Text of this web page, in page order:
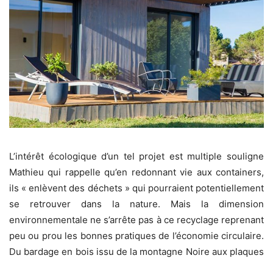
L’intérêt écologique d’un tel projet est multiple souligne
Mathieu qui rappelle qu’en redonnant vie aux containers,
ils « enlèvent des déchets » qui pourraient potentiellement
se retrouver dans la nature. Mais la dimension
environnementale ne s’arrête pas à ce recyclage reprenant
peu ou prou les bonnes pratiques de l’économie circulaire.
Du bardage en bois issu de la montagne Noire aux plaques